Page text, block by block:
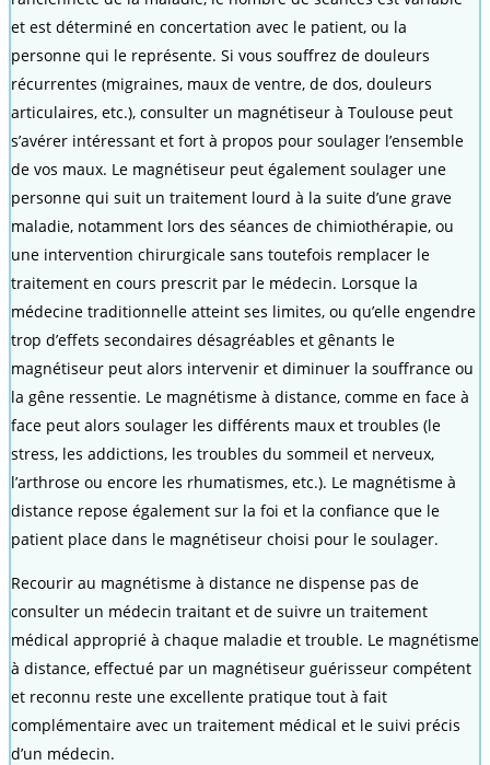
et est déterminé en concertation avec le patient, ou la
personne qui le représente. Si vous souffrez de douleurs
récurrentes (migraines, maux de ventre, de dos, douleurs
articulaires, etc.), consulter un magnétiseur à Toulouse peut
s’avérer intéressant et fort à propos pour soulager l’ensemble
de vos maux. Le magnétiseur peut également soulager une
personne qui suit un traitement lourd à la suite d’une grave
maladie, notamment lors des séances de chimiothérapie, ou
une intervention chirurgicale sans toutefois remplacer le
traitement en cours prescrit par le médecin. Lorsque la
médecine traditionnelle atteint ses limites, ou qu’elle engendre
trop d’effets secondaires désagréables et gênants le
magnétiseur peut alors intervenir et diminuer la souffrance ou
la gêne ressentie. Le magnétisme à distance, comme en face à
face peut alors soulager les différents maux et troubles (le
stress, les addictions, les troubles du sommeil et nerveux,
l’arthrose ou encore les rhumatismes, etc.). Le magnétisme à
distance repose également sur la foi et la confiance que le
patient place dans le magnétiseur choisi pour le soulager.
Recourir au magnétisme à distance ne dispense pas de
consulter un médecin traitant et de suivre un traitement
médical approprié à chaque maladie et trouble. Le magnétisme
à distance, effectué par un magnétiseur guérisseur compétent
et reconnu reste une excellente pratique tout à fait
complémentaire avec un traitement médical et le suivi précis
d’un médecin.